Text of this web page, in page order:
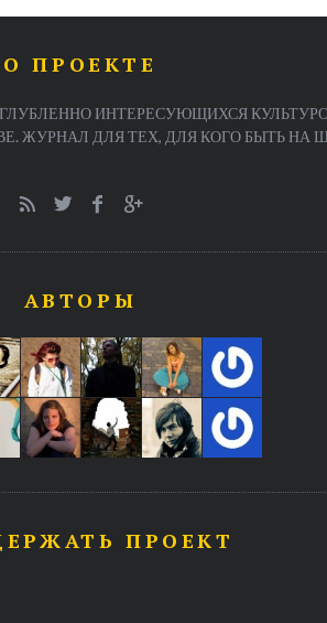
О ПРОЕКТЕ
ИНТЕРЕСУЮЩИХСЯ
ДЛЯ ТЕХ, ДЛЯ КОГО БЫТЬ НА
АВТОРЫ
ПРОЕКТ